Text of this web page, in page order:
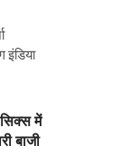
में
बाजी